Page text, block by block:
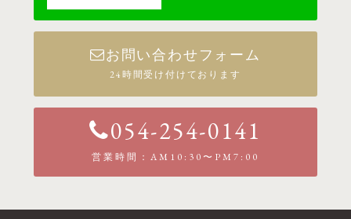
お問い合わせフォーム
24時間受け付けております
054-254-0141
営業時間：AM10:30〜PM7:00